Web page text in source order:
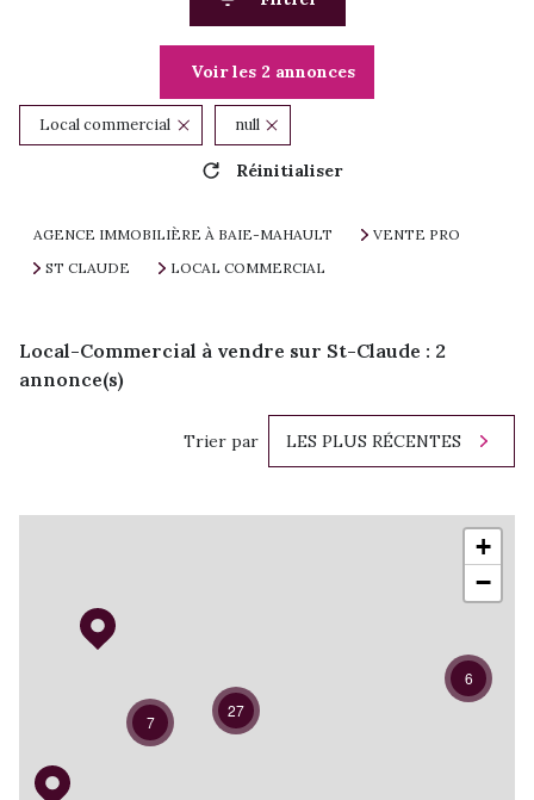
Voir les 2 annonces
Local commercial null
Réinitialiser
AGENCE IMMOBILIÈRE À BAIE-MAHAULT
VENTE PRO
ST CLAUDE
LOCAL COMMERCIAL
Local-Commercial à vendre sur St-Claude : 2
annonce(s)
Trier par LES PLUS RÉCENTES
7
6
27
+
−